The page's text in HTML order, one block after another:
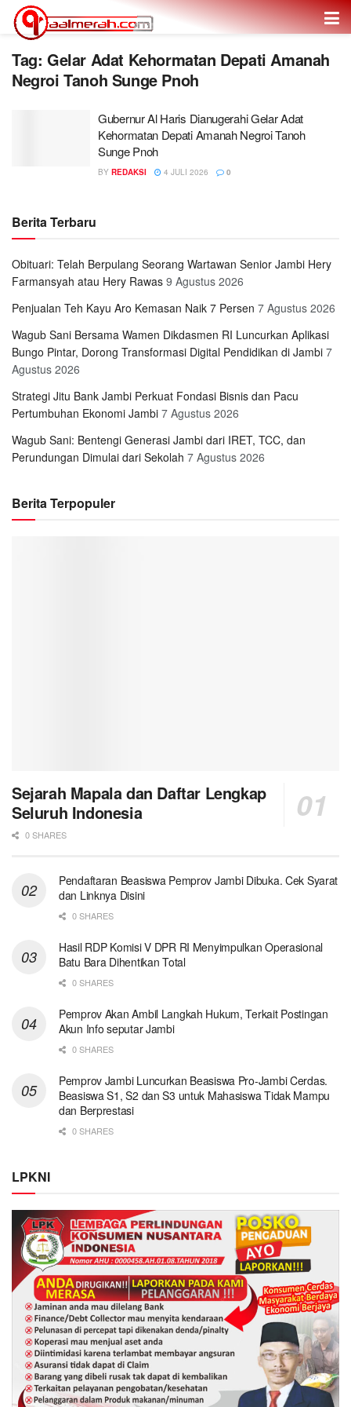
Tag: Gelar Adat Kehormatan Depati Amanah
Negroi Tanoh Sunge Pnoh
Gubernur Al Haris Dianugerahi Gelar Adat
Kehormatan Depati Amanah Negroi Tanoh
Sunge Pnoh
BY REDAKSI 4 JULI 2026 0
Berita Terbaru
Obituari: Telah Berpulang Seorang Wartawan Senior Jambi Hery
Farmansyah atau Hery Rawas 9 Agustus 2026
Penjualan Teh Kayu Aro Kemasan Naik 7 Persen 7 Agustus 2026
Wagub Sani Bersama Wamen Dikdasmen RI Luncurkan Aplikasi
Bungo Pintar, Dorong Transformasi Digital Pendidikan di Jambi 7
Agustus 2026
Strategi Jitu Bank Jambi Perkuat Fondasi Bisnis dan Pacu
Pertumbuhan Ekonomi Jambi 7 Agustus 2026
Wagub Sani: Bentengi Generasi Jambi dari IRET, TCC, dan
Perundungan Dimulai dari Sekolah 7 Agustus 2026
Berita Terpopuler
Sejarah Mapala dan Daftar Lengkap
Seluruh Indonesia
0 SHARES
Pendaftaran Beasiswa Pemprov Jambi Dibuka. Cek Syarat
dan Linknya Disini
0 SHARES
Hasil RDP Komisi V DPR RI Menyimpulkan Operasional
Batu Bara Dihentikan Total
0 SHARES
Pemprov Akan Ambil Langkah Hukum, Terkait Postingan
Akun Info seputar Jambi
0 SHARES
Pemprov Jambi Luncurkan Beasiswa Pro-Jambi Cerdas.
Beasiswa S1, S2 dan S3 untuk Mahasiswa Tidak Mampu
dan Berprestasi
0 SHARES
LPKNI